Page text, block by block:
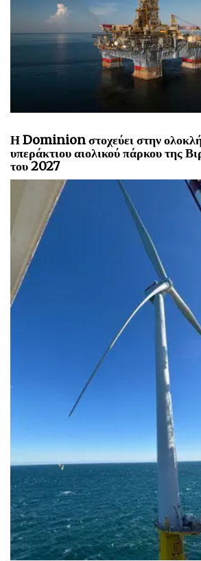
Η Petrobras ανακάλυψε υπεράκτιο
οικόπεδο βαθέων υδάτων στην
Η Dominion στοχεύει στην
υπεράκτιου αιολικού πάρκου της